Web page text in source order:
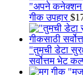
"अपने कनेक्शन
गीक उपहार $
"तुमची डेटा
सर्वोत्तम भेट